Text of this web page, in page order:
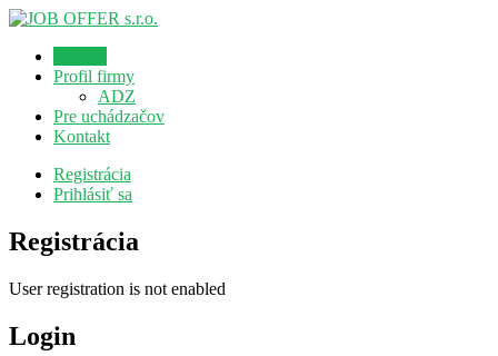
Profil firmy
ADZ
Pre uchádzačov
Kontakt
Registrácia
Prihlásiť sa
Registrácia
User registration is not enabled
Login